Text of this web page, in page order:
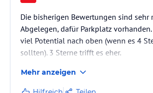
Die bisherigen Bewertungen sind sehr
Abgelegen, dafür Parkplatz
viel Potential nach oben (wenn es 4
sollten). 3 Sterne trifft es eher.
Mehr anzeigen